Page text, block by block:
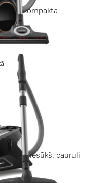
kompaktā
iesūkš. cauruli